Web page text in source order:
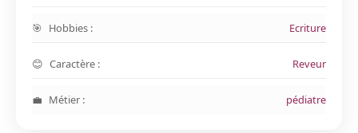
Hobbies : Ecriture
Caractère : Reveur
Métier : pédiatre